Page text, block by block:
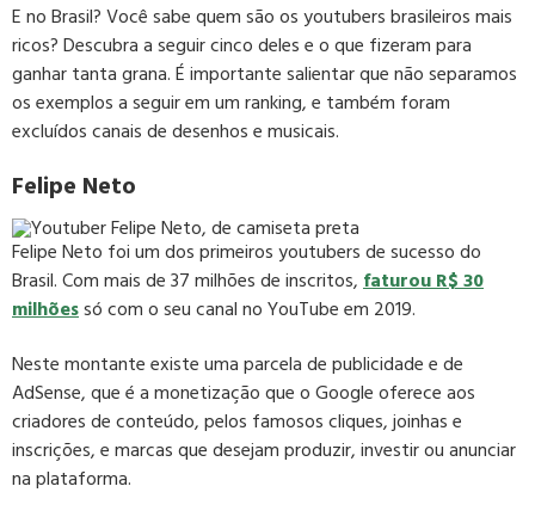
E no Brasil? Você sabe quem são os youtubers brasileiros mais
ricos? Descubra a seguir cinco deles e o que fizeram para
ganhar tanta grana. É importante salientar que não separamos
os exemplos a seguir em um ranking, e também foram
excluídos canais de desenhos e musicais.
Felipe Neto
Felipe Neto foi um dos primeiros youtubers de sucesso do
Brasil. Com mais de 37 milhões de inscritos,faturou R$ 30
milhõessó com o seu canal no YouTube em 2019.
Neste montante existe uma parcela de publicidade e de
AdSense, que é a monetização que o Google oferece aos
criadores de conteúdo, pelos famosos cliques, joinhas e
inscrições, e marcas que desejam produzir, investir ou anunciar
na plataforma.